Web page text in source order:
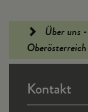
Fußleiste
Über uns
Oberösterreich
Kontakt